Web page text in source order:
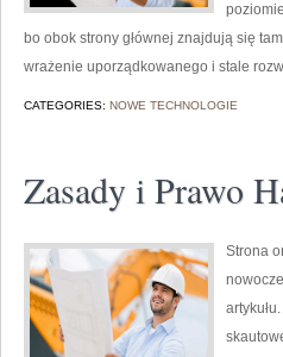
bo obok strony głównej znajdują się
wrażenie uporządkowanego i stale
CATEGORIES: NOWE TECHNOLOGIE
Zasady i Prawo
Strona